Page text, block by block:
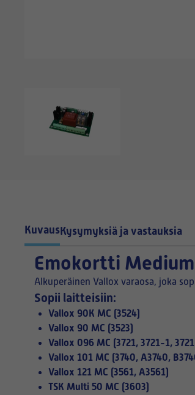
KuvausKysymyksiä ja vastauksia
Emokortti
Alkuperäinen Vallox varaosa, joka
Sopii laitteisiin:
Vallox 90K MC (3524)
Vallox 90 MC (3523)
Vallox 096 MC (3721, 3721-1,
Vallox 101 MC (3740, A3740,
Vallox 121 MC (3561, A3561)
TSK Multi 50 MC (3603)